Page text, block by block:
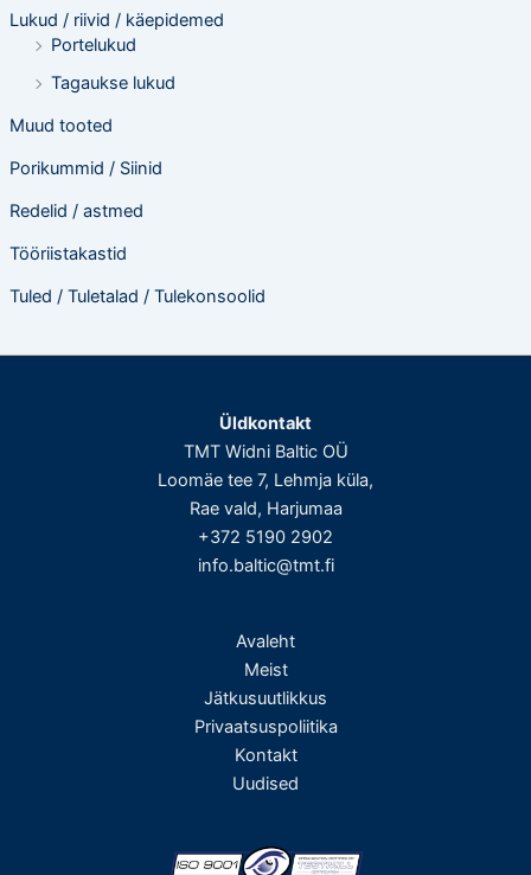
Lukud / riivid / käepidemed
Portelukud
Tagaukse lukud
Muud tooted
Porikummid / Siinid
Redelid / astmed
Tööriistakastid
Tuled / Tuletalad / Tulekonsoolid
Üldkontakt
TMT Widni Baltic OÜ
Loomäe tee 7, Lehmja küla,
Rae vald, Harjumaa
+372 5190 2902
info.baltic@tmt.fi
Avaleht
Meist
Jätkusuutlikkus
Privaatsuspoliitika
Kontakt
Uudised